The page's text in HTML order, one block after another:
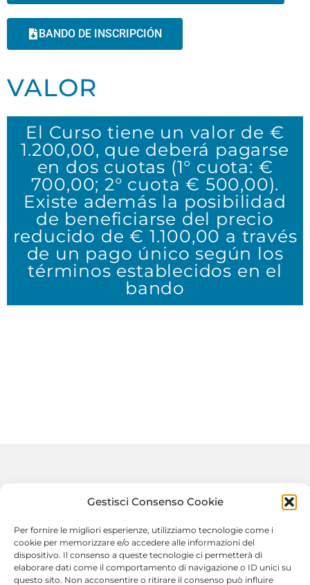
Gestisci Consenso Cookie
Per fornire le migliori esperienze, utilizziamo tecnologie come i
cookie per memorizzare e/o accedere alle informazioni del
dispositivo. Il consenso a queste tecnologie ci permetterà di
elaborare dati come il comportamento di navigazione o ID unici su
questo sito. Non acconsentire o ritirare il consenso può influire
BANDO DE INSCRIPCIÓN
VALOR
El Curso tiene un valor de €
1.200,00, que deberá pagarse
en dos cuotas (1° cuota: €
700,00; 2° cuota € 500,00).
Existe además la posibilidad
de beneficiarse del precio
reducido de € 1.100,00 a través
de un pago único según los
términos establecidos en el
bando
Piazza Pugliatti, n. 1 98122
Messina (Italia)